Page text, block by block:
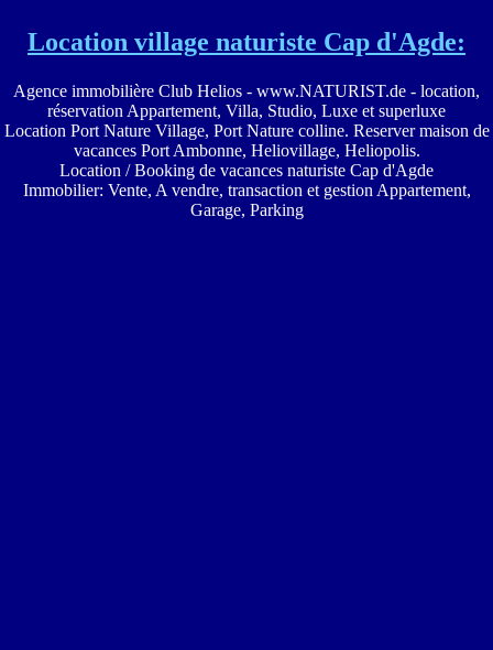
Location village naturiste Cap d'Agde:
Agence immobilière Club Helios - www.NATURIST.de - location,
réservation Appartement, Villa, Studio, Luxe et superluxe
Location Port Nature Village, Port Nature colline. Reserver maison de
vacances Port Ambonne, Heliovillage, Heliopolis.
Location / Booking de vacances naturiste Cap d'Agde
Immobilier: Vente, A vendre, transaction et gestion Appartement,
Garage, Parking